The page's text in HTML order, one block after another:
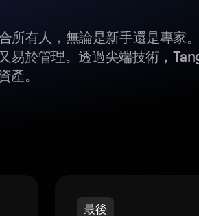
所有人，無論是新手還是專家
易於管理。透過尖端技術，
產。
最後